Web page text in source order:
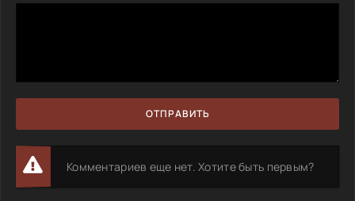
ОТПРАВИТЬ
Комментариев еще нет. Хотите быть первым?